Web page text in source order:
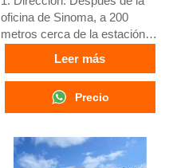
avícolas
oficina de Sinoma, a 200
metros cerca de la estación
de servicio Danco, autopista
Lagos/Ibadan, estado de
Lagos, Nigeria
2. Fábrica de jaulas avícolas y
equipos para granjas avícolas
y stock a la venta
3. Personalizado para granjas
Leer más
Precio